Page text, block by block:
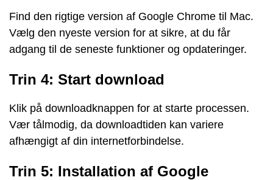
Find den rigtige version af Google Chrome til Mac.
Vælg den nyeste version for at sikre, at du får
adgang til de seneste funktioner og opdateringer.
Trin 4: Start download
Klik på downloadknappen for at starte processen.
Vær tålmodig, da downloadtiden kan variere
afhængigt af din internetforbindelse.
Trin 5: Installation af Google